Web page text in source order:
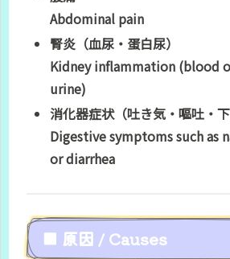
Abdominal pain
腎炎（血尿・蛋白尿）
Kidney inflammation (blood
urine)
消化器症状（吐き気・嘔吐・下
Digestive symptoms such as
or diarrhea
■ 原因 / Causes